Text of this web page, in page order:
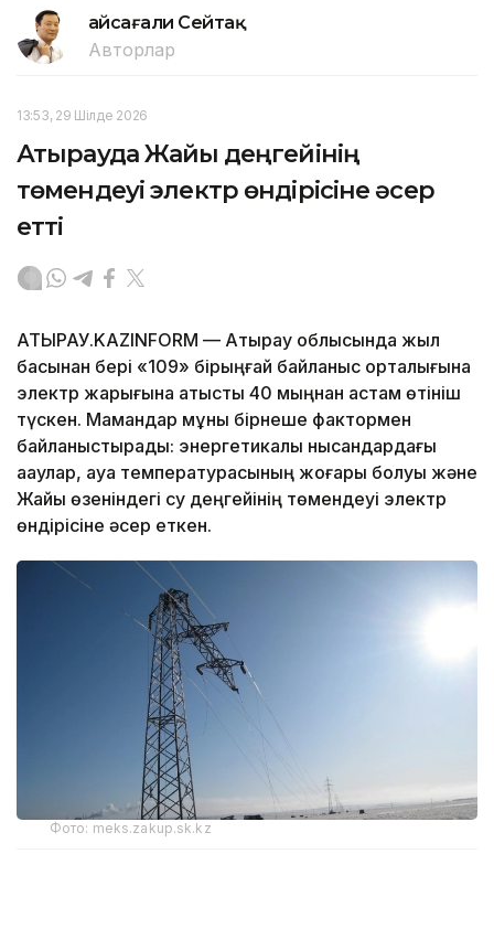
Ғайсағали Сейтақ
Авторлар
13:53, 29 Шілде 2026
Атырауда Жайық деңгейінің
төмендеуі электр өндірісіне әсер
етті
АТЫРАУ.KAZINFORM — Атырау облысында жыл
басынан бері «109» бірыңғай байланыс орталығына
электр жарығына қатысты 40 мыңнан астам өтініш
түскен. Мамандар мұны бірнеше фактормен
байланыстырады: энергетикалық нысандардағы
ақаулар, ауа температурасының жоғары болуы және
Жайық өзеніндегі су деңгейінің төмендеуі электр
өндірісіне әсер еткен.
Фото: meks.zakup.sk.kz